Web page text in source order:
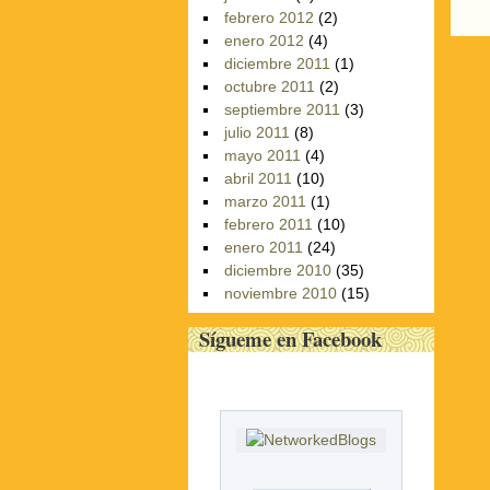
febrero 2012 (2)
enero 2012 (4)
diciembre 2011 (1)
octubre 2011 (2)
septiembre 2011 (3)
julio 2011 (8)
mayo 2011 (4)
abril 2011 (10)
marzo 2011 (1)
febrero 2011 (10)
enero 2011 (24)
diciembre 2010 (35)
noviembre 2010 (15)
Sígueme en Facebook